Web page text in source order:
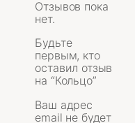
Отзывов пока
нет.
Будьте
первым, кто
оставил отзыв
на “Кольцо”
Ваш адрес
email не будет